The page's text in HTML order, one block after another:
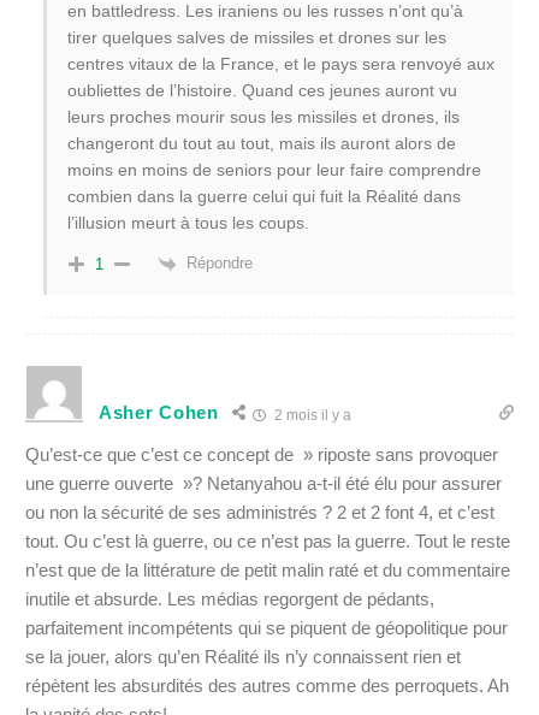
en battledress. Les iraniens ou les russes n’ont qu’à
tirer quelques salves de missiles et drones sur les
centres vitaux de la France, et le pays sera renvoyé aux
oubliettes de l’histoire. Quand ces jeunes auront vu
leurs proches mourir sous les missiles et drones, ils
changeront du tout au tout, mais ils auront alors de
moins en moins de seniors pour leur faire comprendre
combien dans la guerre celui qui fuit la Réalité dans
l’illusion meurt à tous les coups.
1 Répondre
Asher Cohen 2 mois il y a
Qu’est-ce que c’est ce concept de » riposte sans provoquer
une guerre ouverte »? Netanyahou a-t-il été élu pour assurer
ou non la sécurité de ses administrés ? 2 et 2 font 4, et c’est
tout. Ou c’est là guerre, ou ce n’est pas la guerre. Tout le reste
n’est que de la littérature de petit malin raté et du commentaire
inutile et absurde. Les médias regorgent de pédants,
parfaitement incompétents qui se piquent de géopolitique pour
se la jouer, alors qu’en Réalité ils n’y connaissent rien et
répètent les absurdités des autres comme des perroquets. Ah